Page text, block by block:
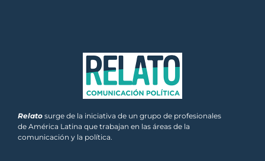
Relato surge de la iniciativa de un grupo de profesionales
de América Latina que trabajan en las áreas de la
comunicación y la política.